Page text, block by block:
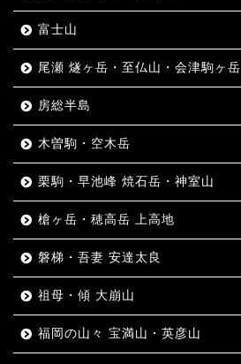
富士山
尾瀬 燧ヶ岳・至仏山・会津駒ヶ岳
房総半島
木曽駒・空木岳
栗駒・早池峰 焼石岳・神室山
槍ヶ岳・穂高岳 上高地
磐梯・吾妻 安達太良
祖母・傾 大崩山
福岡の山々 宝満山・英彦山